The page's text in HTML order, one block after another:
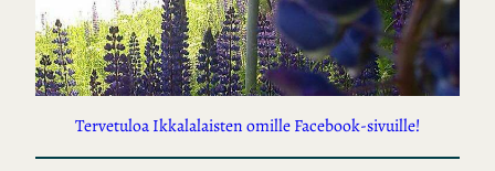
Tervetuloa Ikkalalaisten omille Facebook-sivuille!